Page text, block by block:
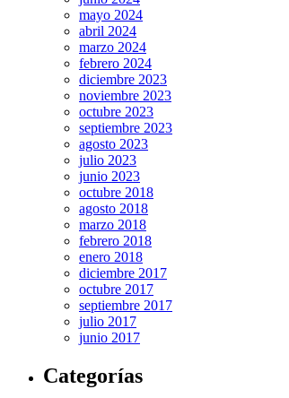
mayo 2024
abril 2024
marzo 2024
febrero 2024
diciembre 2023
noviembre 2023
octubre 2023
septiembre 2023
agosto 2023
julio 2023
junio 2023
octubre 2018
agosto 2018
marzo 2018
febrero 2018
enero 2018
diciembre 2017
octubre 2017
septiembre 2017
julio 2017
junio 2017
Categorías